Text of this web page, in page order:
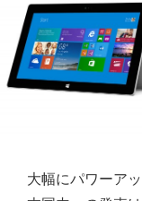
大幅にパワーア